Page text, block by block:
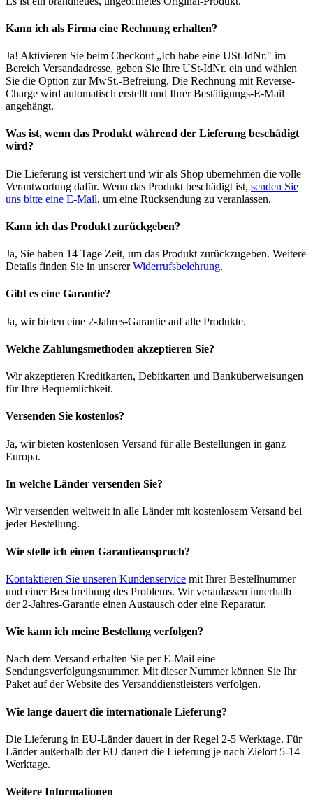
Kann ich als Firma eine Rechnung erhalten?
Ja! Aktivieren Sie beim Checkout „Ich habe eine USt-IdNr." im
Bereich Versandadresse, geben Sie Ihre USt-IdNr. ein und wählen
Sie die Option zur MwSt.-Befreiung. Die Rechnung mit Reverse-
Charge wird automatisch erstellt und Ihrer Bestätigungs-E-Mail
angehängt.
Was ist, wenn das Produkt während der Lieferung beschädigt
wird?
Die Lieferung ist versichert und wir als Shop übernehmen die volle
Verantwortung dafür. Wenn das Produkt beschädigt ist, senden Sie
uns bitte eine E-Mail, um eine Rücksendung zu veranlassen.
Kann ich das Produkt zurückgeben?
Ja, Sie haben 14 Tage Zeit, um das Produkt zurückzugeben. Weitere
Details finden Sie in unsererWiderrufsbelehrung.
Gibt es eine Garantie?
Ja, wir bieten eine 2-Jahres-Garantie auf alle Produkte.
Welche Zahlungsmethoden akzeptieren Sie?
Wir akzeptieren Kreditkarten, Debitkarten und Banküberweisungen
für Ihre Bequemlichkeit.
Versenden Sie kostenlos?
Ja, wir bieten kostenlosen Versand für alle Bestellungen in ganz
Europa.
In welche Länder versenden Sie?
Wir versenden weltweit in alle Länder mit kostenlosem Versand bei
jeder Bestellung.
Wie stelle ich einen Garantieanspruch?
Kontaktieren Sie unseren Kundenservice mit Ihrer Bestellnummer
und einer Beschreibung des Problems. Wir veranlassen innerhalb
der 2-Jahres-Garantie einen Austausch oder eine Reparatur.
Wie kann ich meine Bestellung verfolgen?
Nach dem Versand erhalten Sie per E-Mail eine
Sendungsverfolgungsnummer. Mit dieser Nummer können Sie Ihr
Paket auf der Website des Versanddienstleisters verfolgen.
Wie lange dauert die internationale Lieferung?
Die Lieferung in EU-Länder dauert in der Regel 2-5 Werktage. Für
Länder außerhalb der EU dauert die Lieferung je nach Zielort 5-14
Werktage.
Weitere Informationen